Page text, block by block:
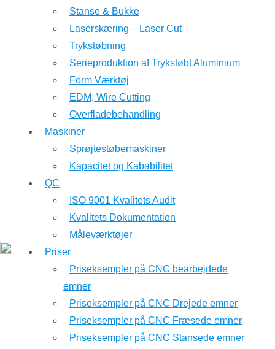
Stanse & Bukke
Laserskæring – Laser Cut
Trykstøbning
Serieproduktion af Trykstøbt Aluminium
Form Værktøj
EDM, Wire Cutting
Overfladebehandling
Maskiner
Sprøjtestøbemaskiner
Kapacitet og Kababilitet
QC
ISO 9001 Kvalitets Audit
Kvalitets Dokumentation
Måleværktøjer
Priser
Priseksempler på CNC bearbejdede
emner
Priseksempler på CNC Drejede emner
Priseksempler på CNC Fræsede emner
Priseksempler på CNC Stansede emner